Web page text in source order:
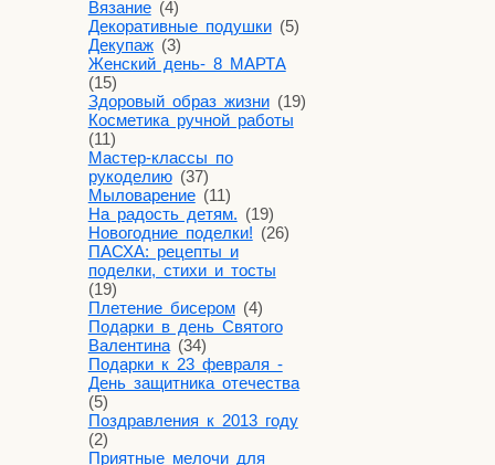
Вязание(4)
Декоративные подушки(5)
Декупаж(3)
Женский день- 8 МАРТА
(15)
Здоровый образ жизни(19)
Косметика ручной работы
(11)
Мастер-классы по
рукоделию(37)
Мыловарение(11)
На радость детям. (19)
Новогодние поделки! (26)
ПАСХА: рецепты и
поделки, стихи и тосты
(19)
Плетение бисером(4)
Подарки в день Святого
Валентина(34)
Подарки к 23 февраля -
День защитника отечества
(5)
Поздравления к 2013 году
(2)
Приятные мелочи для